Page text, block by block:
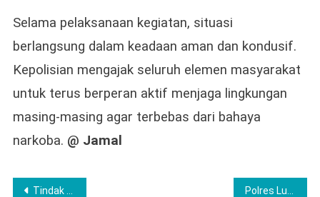
Selama pelaksanaan kegiatan, situasi
berlangsung dalam keadaan aman dan kondusif.
Kepolisian mengajak seluruh elemen masyarakat
untuk terus berperan aktif menjaga lingkungan
masing-masing agar terbebas dari bahaya
narkoba. @ Jamal
Post
Tindak Lanjut Surat Aduan Aliansi Masyarakat Muara Beliti, DPRD, Pemkab Musi Rawas Gelar Rapat